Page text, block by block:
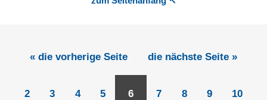
« die vorherige Seite die nächste Seite »
2 3 4 5 6 7 8 9 10